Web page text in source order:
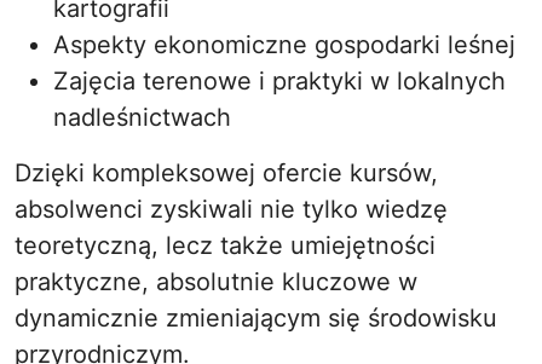
kartografii
Aspekty ekonomiczne gospodarki leśnej
Zajęcia terenowe i praktyki w lokalnych
nadleśnictwach
Dzięki kompleksowej ofercie kursów,
absolwenci zyskiwali nie tylko wiedzę
teoretyczną, lecz także umiejętności
praktyczne, absolutnie kluczowe w
dynamicznie zmieniającym się środowisku
przyrodniczym.